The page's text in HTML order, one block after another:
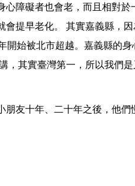
心障礙者也會老，而且相對於
會提早老化。 其實嘉義縣，因
開始被北市超越。嘉義縣的身
，其實臺灣第一，所以我們是
友十年、二十年之後，他們